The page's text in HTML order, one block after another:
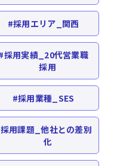
採用エリア_関西
採用実績_20代営業職
採用
採用業種_SES
採用課題_他社との差別
化